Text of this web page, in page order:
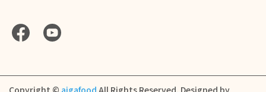
Copyright © aigafood All Rights Reserved. Designed by